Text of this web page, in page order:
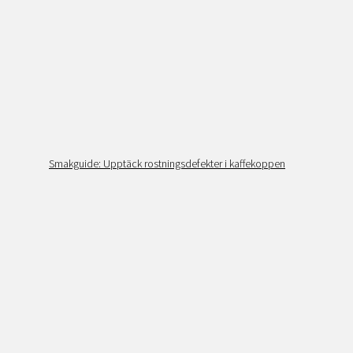
Smakguide: Upptäck rostningsdefekter i kaffekoppen